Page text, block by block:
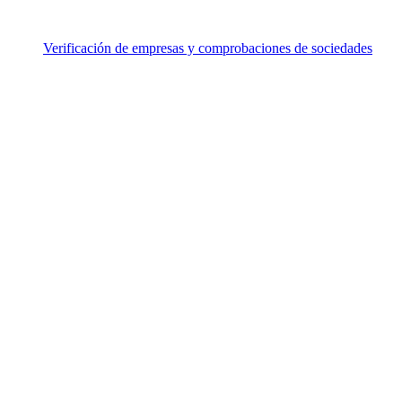
Verificación de empresas y comprobaciones de sociedades